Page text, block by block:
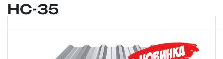
НС-35